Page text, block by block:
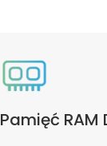
Pamięć RAM